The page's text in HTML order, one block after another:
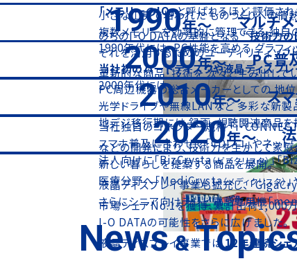
小さな工房で培われたものづくりへの情
のちのI-O DATAの基盤となる“技術力
「メモリーのIO」と呼ばれるほど評価され
複数メモリーを効率的に管理できる独自
それを活用するためのユーティリティソフ
革新的な商品・技術を次々と生み出して
1990年～ マルチ
1990年代には、PC性能を高めるグラフィ
当社初のハードディスクや液晶ディスプ
PC周辺機器の総合メーカーとしての地位
2000年～ PC普
2000年代には、
光学ドライブや無線LANなど多彩な新製
当社独自のコネクター規格「i・
などの開発により、技術力を生かして家
2010年～ ス
地デジ移行期には録画・視聴関連商品を
スマホ普及に合わせて「CDレコ」やネッ
新しい暮らしを提案する商品を展開。
液晶ディスプレイ事業も拡充し、「
市場シェアNo.1を獲得、累計出荷1,000
2020年～
法人向けに「BizCrysta（ビズクリスタ）」「
医療分野へ「MediCrysta（メディクリスタ）
さらにシニア向けテレビ電話専用機「
I-O DATAの可能性をさらに広げました。
液晶ディスプレイ事業では 12年連続シェ
News&